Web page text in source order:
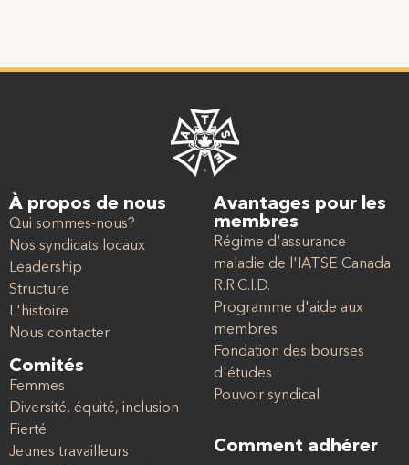
À propos de nous
Qui sommes-nous?
Nos syndicats locaux
Leadership
Structure
L'histoire
Nous contacter
Comités
Femmes
Diversité, équité, inclusion
Fierté
Jeunes travailleurs
Avantages pour les
membres
Régime d'assurance
maladie de l'IATSE Canada
R.R.C.I.D.
Programme d'aide aux
membres
Fondation des bourses
d'études
Pouvoir syndical
Comment adhérer